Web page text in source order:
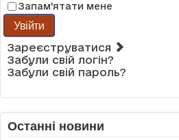
Запам'ятати мене
Увійти
Зареєструватися
Забули свій логін?
Забули свій пароль?
Останні новини